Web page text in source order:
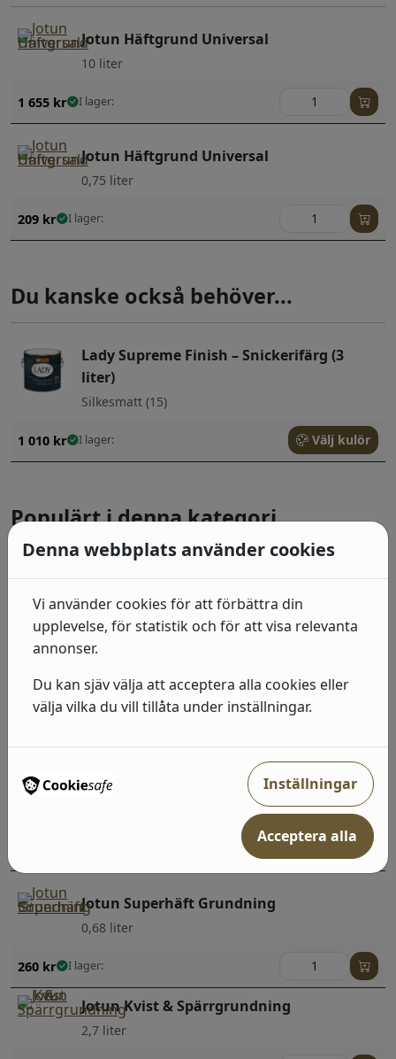
Jotun Häftgrund Universal
10 liter
1 655 kr I lager:
Jotun Häftgrund Universal
0,75 liter
209 kr I lager:
Du kanske också behöver...
Lady Supreme Finish – Snickerifärg (3
liter)
Silkesmatt (15)
1 010 kr I lager: Välj kulör
Populärt i denna kategori
Jotun Kvist & Spärrgrundning
0,68 liter
kr
Jotun Grundning / Lim för våtrum
10 liter
Jotun Kvist & Spärrgrundning
Jotun Superhäft Grundning
0,68 liter
260 kr I lager:
Jotun Kvist & Spärrgrundning
2,7 liter
Denna webbplats använder cookies
Vi använder cookies för att förbättra din
upplevelse, för statistik och för att visa relevanta
annonser.
Du kan sjäv välja att acceptera alla cookies eller
välja vilka du vill tillåta under inställningar.
Inställningar
Acceptera alla